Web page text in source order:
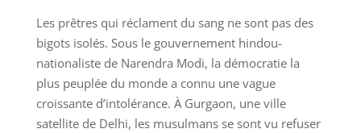
Les prêtres qui réclament du sang ne sont pas des
bigots isolés. Sous le gouvernement hindou-
nationaliste de Narendra Modi, la démocratie la
plus peuplée du monde a connu une vague
croissante d’intolérance. À Gurgaon, une ville
satellite de Delhi, les musulmans se sont vu refuser